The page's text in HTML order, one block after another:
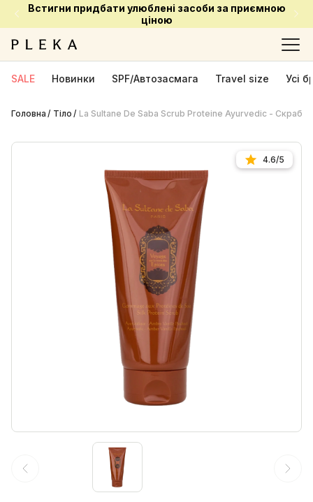
Встигни придбати улюблені засоби за приємною
ціною
SALE Новинки SPF/Автозасмага Travel size Усі
Головна Тіло La Sultane De Saba Scrub Proteine Ayurvedic - Cкраб
4.6/5